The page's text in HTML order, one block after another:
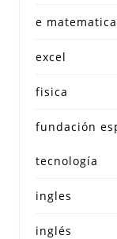
e
excel
fisica
fundación
tecnología
ingles
inglés